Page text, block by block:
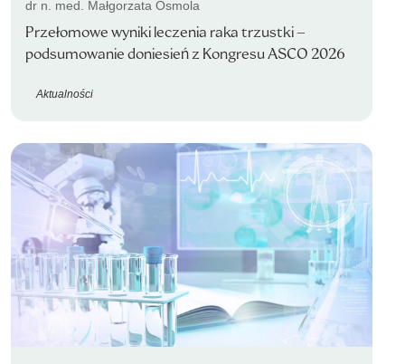
dr n. med. Małgorzata Osmola
Przełomowe wyniki leczenia raka trzustki –
podsumowanie doniesień z Kongresu ASCO 2026
Aktualności